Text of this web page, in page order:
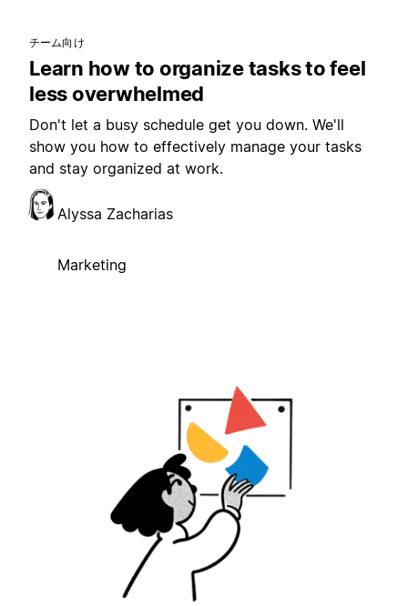
チーム向け
Learn how to organize tasks to feel
less overwhelmed
Don't let a busy schedule get you down. We'll
show you how to effectively manage your tasks
and stay organized at work.
Alyssa Zacharias
Marketing